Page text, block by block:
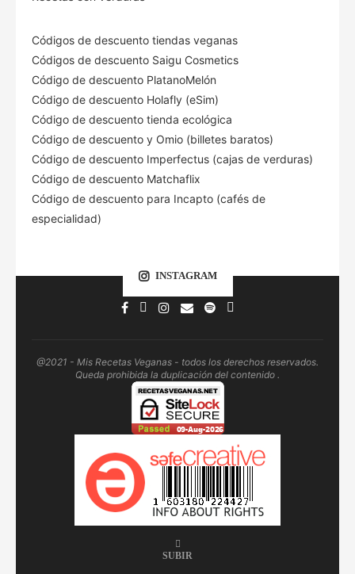
Códigos de descuento tiendas veganas
Códigos de descuento Saigu Cosmetics
Código de descuento PlatanoMelón
Código de descuento Holafly (eSim)
Código de descuento tienda ecológica
Código de descuento y Omio (billetes baratos)
Código de descuento Imperfectus (cajas de verduras)
Código de descuento Matchaflix
Código de descuento para Incapto (cafés de
especialidad)
INSTAGRAM
@2021 - Mis Recetas Veganas - todos los derechos reservados.
Queda prohibida la duplicación del contenido .
SUBIR